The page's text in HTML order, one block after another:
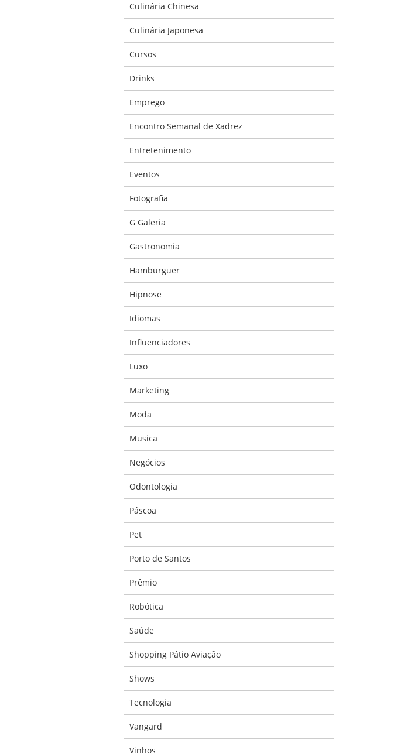
Culinária Chinesa
Culinária Japonesa
Cursos
Drinks
Emprego
Encontro Semanal de Xadrez
Entretenimento
Eventos
Fotografia
G Galeria
Gastronomia
Hamburguer
Hipnose
Idiomas
Influenciadores
Luxo
Marketing
Moda
Musica
Negócios
Odontologia
Páscoa
Pet
Porto de Santos
Prêmio
Robótica
Saúde
Shopping Pátio Aviação
Shows
Tecnologia
Vangard
Vinhos